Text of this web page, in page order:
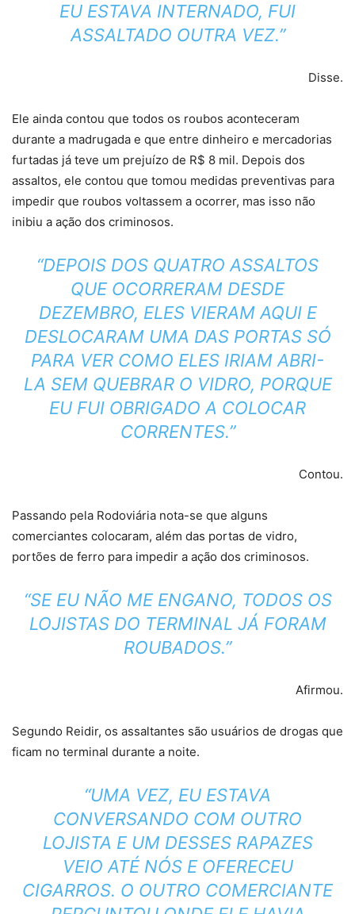
EU ESTAVA INTERNADO, FUI
ASSALTADO OUTRA VEZ.”
Disse.
Ele ainda contou que todos os roubos aconteceram
durante a madrugada e que entre dinheiro e mercadorias
furtadas já teve um prejuízo de R$ 8 mil. Depois dos
assaltos, ele contou que tomou medidas preventivas para
impedir que roubos voltassem a ocorrer, mas isso não
inibiu a ação dos criminosos.
“DEPOIS DOS QUATRO ASSALTOS
QUE OCORRERAM DESDE
DEZEMBRO, ELES VIERAM AQUI E
DESLOCARAM UMA DAS PORTAS SÓ
PARA VER COMO ELES IRIAM ABRI-
LA SEM QUEBRAR O VIDRO, PORQUE
EU FUI OBRIGADO A COLOCAR
CORRENTES.”
Contou.
Passando pela Rodoviária nota-se que alguns
comerciantes colocaram, além das portas de vidro,
portões de ferro para impedir a ação dos criminosos.
“SE EU NÃO ME ENGANO, TODOS OS
LOJISTAS DO TERMINAL JÁ FORAM
ROUBADOS.”
Afirmou.
Segundo Reidir, os assaltantes são usuários de drogas que
ficam no terminal durante a noite.
“UMA VEZ, EU ESTAVA
CONVERSANDO COM OUTRO
LOJISTA E UM DESSES RAPAZES
VEIO ATÉ NÓS E OFERECEU
CIGARROS. O OUTRO COMERCIANTE